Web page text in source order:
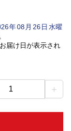
年08 月 26日水曜
届け日が表示され
1 ＋